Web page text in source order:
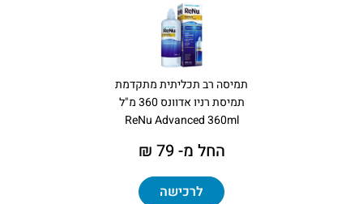
תמיסה רב תכליתית מתקדמת
תמיסת רניו אדוונס 360 מ"ל
ReNu Advanced 360ml
החל מ- 79 ₪
לרכישה